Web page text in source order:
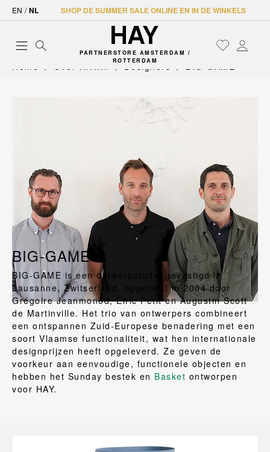
EN / NL SHOP DE SUMMER SALE ONLINE EN IN DE WINKELS
PARTNERSTORE AMSTERDAM /
ROTTERDAM
Home Over HAY.nl Designers BIG-GAME
BIG-GAME
BIG-GAME is een ontwerpstudio gevestigd in
Lausanne, Zwitserland, opgericht in 2004 door
Grégoire Jeanmonod, Elric Petit en Augustin Scott
de Martinville. Het trio van ontwerpers combineert
een ontspannen Zuid-Europese benadering met een
soort Vlaamse functionaliteit, wat hen internationale
designprijzen heeft opgeleverd. Ze geven de
voorkeur aan eenvoudige, functionele objecten en
hebben het Sunday bestek en Basket ontworpen
voor HAY.